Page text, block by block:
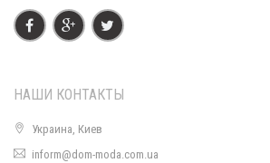
Короткое женское бархатное платье
НАШИ КОНТАКТЫ
Украина, Киев
inform@dom-moda.com.ua